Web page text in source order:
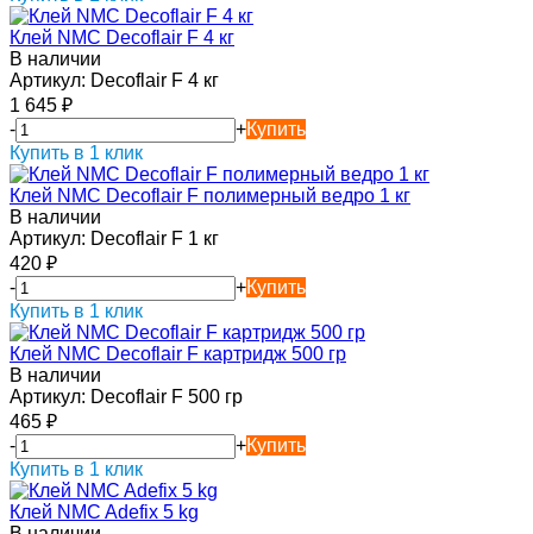
Клей NMC Decoflair F 4 кг
В наличии
Артикул: Decoflair F 4 кг
1 645 ₽
-
+Купить
Купить в 1 клик
Клей NMC Decoflair F полимерный ведро 1 кг
В наличии
Артикул: Decoflair F 1 кг
420 ₽
-
+Купить
Купить в 1 клик
Клей NMC Decoflair F картридж 500 гр
В наличии
Артикул: Decoflair F 500 гр
465 ₽
-
+Купить
Купить в 1 клик
Клей NMC Adefix 5 kg